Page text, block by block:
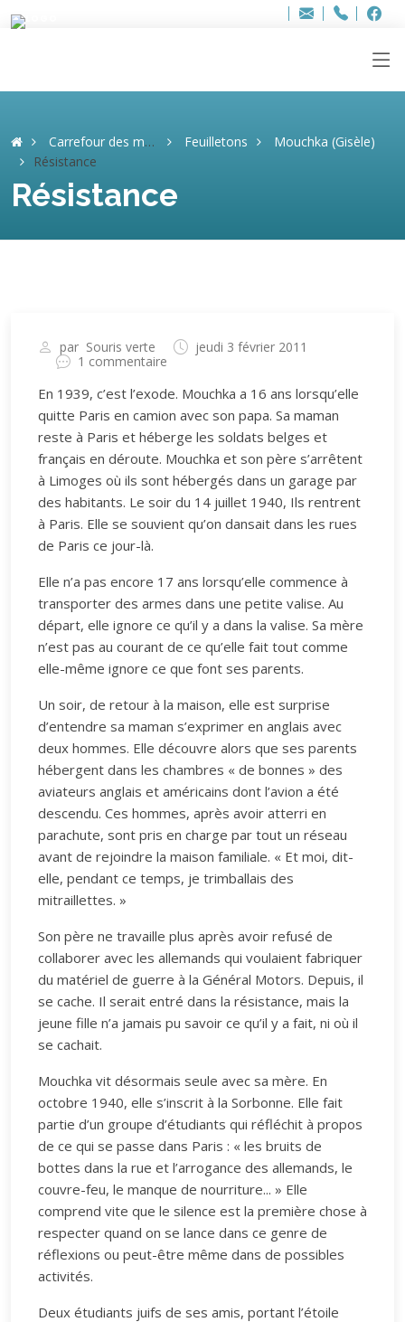
Adresse
info..hâthe..
Tel.
Tel.
Carrefour des mémoires Feuilletons
Mouchka (Gisèle)
Résistance
Résistance
par Souris verte
jeudi 3 février 2011
1 commentaire
En 1939, c’est l’exode. Mouchka a 16 ans lorsqu’elle
quitte Paris en camion avec son papa. Sa maman
reste à Paris et héberge les soldats belges et
français en déroute. Mouchka et son père s’arrêtent
à Limoges où ils sont hébergés dans un garage par
des habitants. Le soir du 14 juillet 1940, Ils rentrent
à Paris. Elle se souvient qu’on dansait dans les rues
de Paris ce jour-là.
Elle n’a pas encore 17 ans lorsqu’elle commence à
transporter des armes dans une petite valise. Au
départ, elle ignore ce qu’il y a dans la valise. Sa mère
n’est pas au courant de ce qu’elle fait tout comme
elle-même ignore ce que font ses parents.
Un soir, de retour à la maison, elle est surprise
d’entendre sa maman s’exprimer en anglais avec
deux hommes. Elle découvre alors que ses parents
hébergent dans les chambres « de bonnes » des
aviateurs anglais et américains dont l’avion a été
descendu. Ces hommes, après avoir atterri en
parachute, sont pris en charge par tout un réseau
avant de rejoindre la maison familiale. « Et moi, dit-
elle, pendant ce temps, je trimballais des
mitraillettes. »
Son père ne travaille plus après avoir refusé de
collaborer avec les allemands qui voulaient fabriquer
du matériel de guerre à la Général Motors. Depuis, il
se cache. Il serait entré dans la résistance, mais la
jeune fille n’a jamais pu savoir ce qu’il y a fait, ni où il
se cachait.
Mouchka vit désormais seule avec sa mère. En
octobre 1940, elle s’inscrit à la Sorbonne. Elle fait
partie d’un groupe d’étudiants qui réfléchit à propos
de ce qui se passe dans Paris : « les bruits de
bottes dans la rue et l’arrogance des allemands, le
couvre-feu, le manque de nourriture... » Elle
comprend vite que le silence est la première chose à
respecter quand on se lance dans ce genre de
réflexions ou peut-être même dans de possibles
activités.
Deux étudiants juifs de ses amis, portant l’étoile